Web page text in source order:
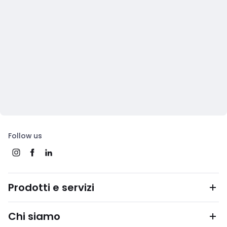
Follow us
Prodotti e servizi
Chi siamo